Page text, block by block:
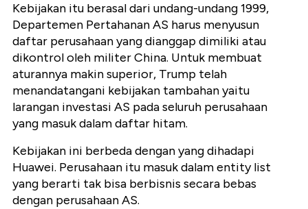
Kebijakan itu berasal dari undang-undang 1999,
Departemen Pertahanan AS harus menyusun
daftar perusahaan yang dianggap dimiliki atau
dikontrol oleh militer China. Untuk membuat
aturannya makin superior, Trump telah
menandatangani kebijakan tambahan yaitu
larangan investasi AS pada seluruh perusahaan
yang masuk dalam daftar hitam.
Kebijakan ini berbeda dengan yang dihadapi
Huawei. Perusahaan itu masuk dalam entity list
yang berarti tak bisa berbisnis secara bebas
dengan perusahaan AS.